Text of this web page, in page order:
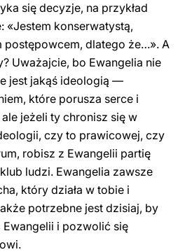
się decyzje, na przykład
«Jestem konserwatystą,
postępowcem, dlatego że…». A
Uważajcie, bo Ewangelia nie
jest jakąś ideologią —
które porusza serce i
jeżeli ty chronisz się w
czy to prawicowej, czy
robisz z Ewangelii partię
ludzi. Ewangelia zawsze
który działa w tobie i
potrzebne jest dzisiaj, by
i pozwolić się